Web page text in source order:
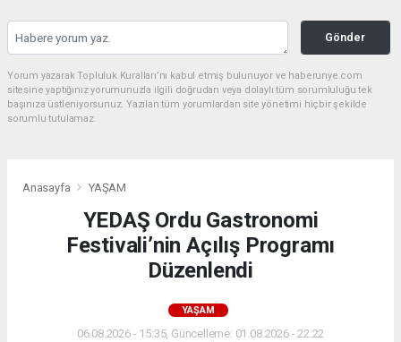
Gönder
Yorum yazarak Topluluk Kuralları’nı kabul etmiş bulunuyor ve haberunye.com
sitesine yaptığınız yorumunuzla ilgili doğrudan veya dolaylı tüm sorumluluğu tek
başınıza üstleniyorsunuz. Yazılan tüm yorumlardan site yönetimi hiçbir şekilde
sorumlu tutulamaz.
Anasayfa YAŞAM
YEDAŞ Ordu Gastronomi
Festivali’nin Açılış Programı
Düzenlendi
YAŞAM
06.08.2026 - 15:35, Güncelleme: 01.08.2026 - 22:22